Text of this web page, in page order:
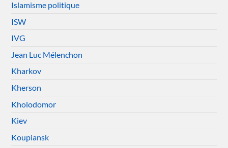
Islamisme politique
ISW
IVG
Jean Luc Mélenchon
Kharkov
Kherson
Kholodomor
Kiev
Koupiansk